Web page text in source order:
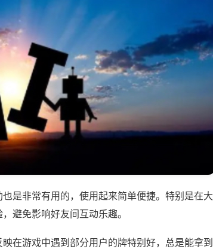
是非常有用的，使用起来简单便捷。特别是在大
避免影响好友间互动乐趣。
在游戏中遇到部分用户的牌特别好，总是能拿到